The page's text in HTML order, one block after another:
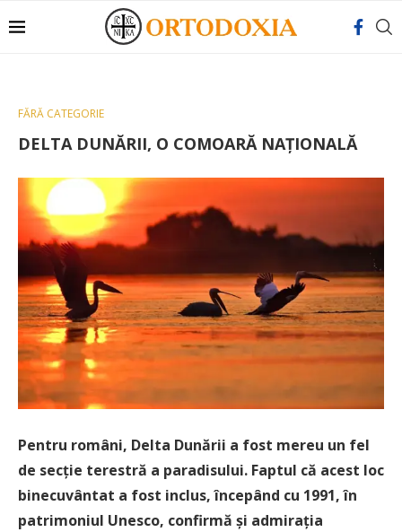
FĂRĂ CATEGORIE
DELTA DUNĂRII, O COMOARĂ NAȚIONALĂ
Pentru români, Delta Dunării a fost mereu un fel
de secție terestră a paradisului. Faptul că acest loc
binecuvântat a fost inclus, începând cu 1991, în
patrimoniul Unesco, confirmă și admirația